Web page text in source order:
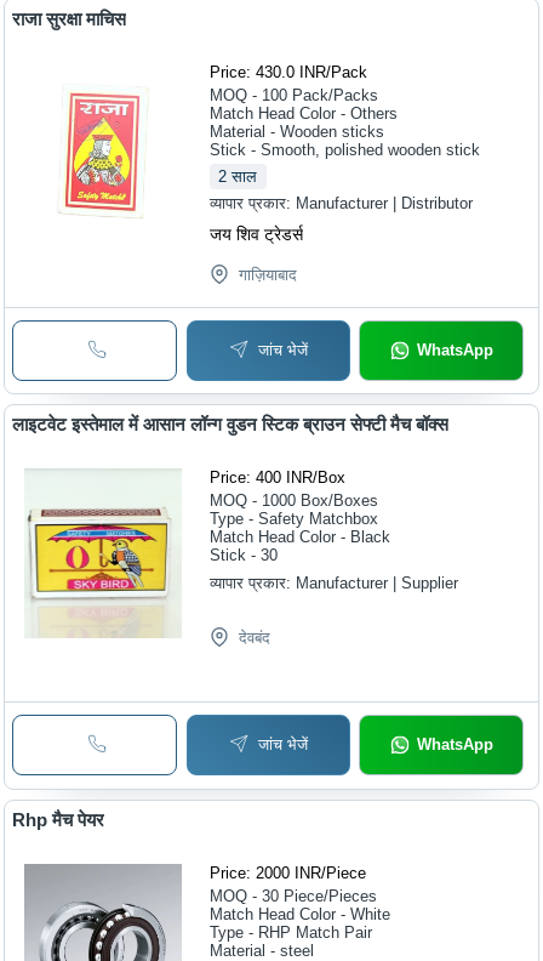
राजा सुरक्षा माचिस
Price: 430.0 INR/Pack
MOQ - 100 Pack/Packs
Match Head Color - Others
Material - Wooden sticks
Stick - Smooth, polished wooden stick
2 साल
व्यापार प्रकार: Manufacturer | Distributor
जय शिव ट्रेडर्स
गाज़ियाबाद
जांच भेजें WhatsApp
लाइटवेट इस्तेमाल में आसान लॉन्ग वुडन स्टिक ब्राउन सेफ्टी मैच बॉक्स
Price: 400 INR/Box
MOQ - 1000 Box/Boxes
Type - Safety Matchbox
Match Head Color - Black
Stick - 30
व्यापार प्रकार: Manufacturer | Supplier
देवबंद
जांच भेजें WhatsApp
Rhp मैच पेयर
Price: 2000 INR/Piece
MOQ - 30 Piece/Pieces
Match Head Color - White
Type - RHP Match Pair
Material - steel